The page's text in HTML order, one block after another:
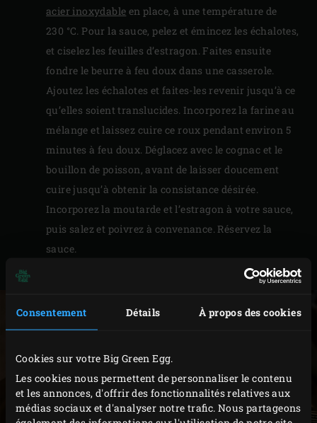
Consentement Détails À propos des cookies
Cookies sur votre Big Green Egg.
Les cookies nous permettent de personnaliser le contenu
et les annonces, d'offrir des fonctionnalités relatives aux
médias sociaux et d'analyser notre trafic. Nous partageons
acier inoxydable en place, à une température de
230 °C. Pour la sauce, pelez et émincez les échalotes,
et ciselez les feuilles d’estragon. Faites ensuite
fondre le beurre à feu doux dans une casserole.
Ajoutez les échalotes et faites-les revenir jusqu’à ce
qu’elles soient translucides. Incorporez la farine au
mélange et laissez cuire ce roux pendant environ 5
minutes à feu doux. Déglacez avec le cognac et le
bouillon de poisson, avant de laisser doucement
cuire jusqu’à obtenir la consistance désirée.
Incorporez la moutarde et l’estragon à votre sauce,
puis salez et poivrez à convenance. Réservez la
sauce.
Passez le court-bouillon dans une passoire.